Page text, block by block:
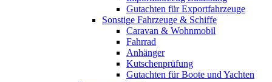
Gutachten für Exportfahrzeuge
Sonstige Fahrzeuge & Schiffe
Caravan & Wohnmobil
Fahrrad
Anhänger
Kutschenprüfung
Gutachten für Boote und Yachten